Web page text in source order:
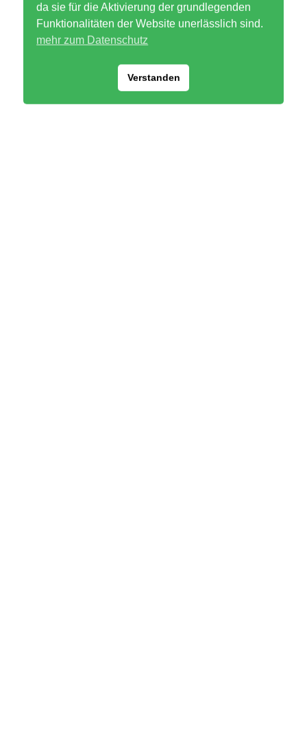
da sie für die Aktivierung der grundlegenden
Funktionalitäten der Website unerlässlich sind.
mehr zum Datenschutz
Verstanden